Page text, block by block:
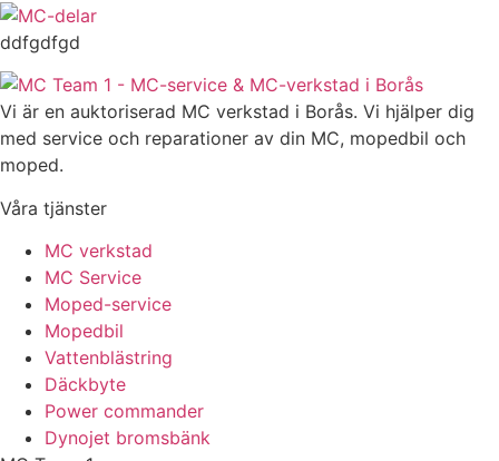
ddfgdfgd
Vi är en auktoriserad MC verkstad i Borås. Vi hjälper dig
med service och reparationer av din MC, mopedbil och
moped.
Våra tjänster
MC verkstad
MC Service
Moped-service
Mopedbil
Vattenblästring
Däckbyte
Power commander
Dynojet bromsbänk